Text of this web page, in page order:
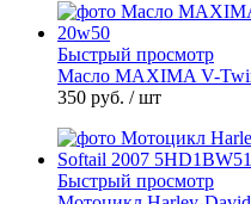
Быстрый просмотр
Масло MAXIMA V-
350 руб. / шт
Быстрый просмотр